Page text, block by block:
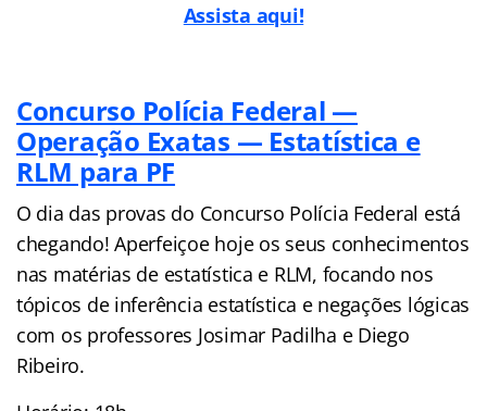
Assista aqui!
Concurso Polícia Federal —
Operação Exatas — Estatística e
RLM para PF
O dia das provas do Concurso Polícia Federal está
chegando! Aperfeiçoe hoje os seus conhecimentos
nas matérias de estatística e RLM, focando nos
tópicos de inferência estatística e negações lógicas
com os professores Josimar Padilha e Diego
Ribeiro.